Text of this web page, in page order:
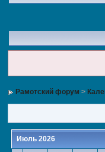
Рамотский форум >
Июль 2026